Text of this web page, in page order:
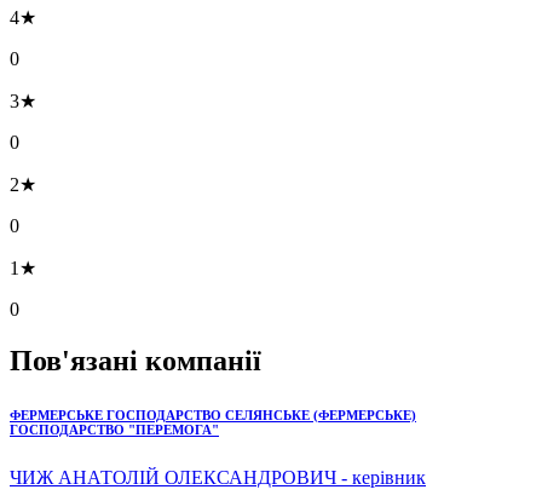
4★
0
3★
0
2★
0
1★
0
Пов'язані компанії
ФЕРМЕРСЬКЕ ГОСПОДАРСТВО СЕЛЯНСЬКЕ (ФЕРМЕРСЬКЕ)
ГОСПОДАРСТВО "ПЕРЕМОГА"
ЧИЖ АНАТОЛІЙ ОЛЕКСАНДРОВИЧ - керівник